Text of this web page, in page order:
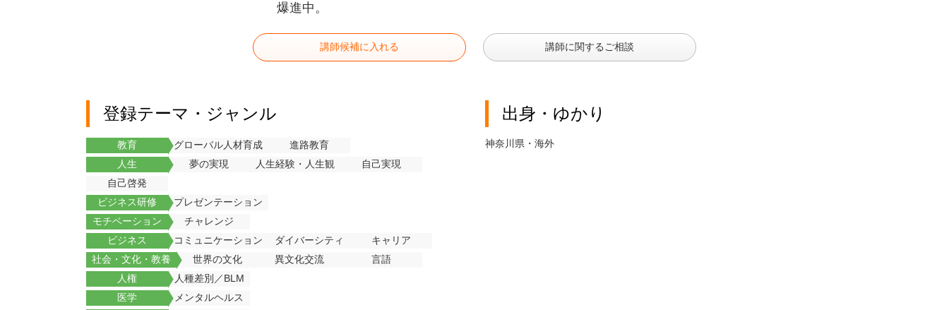
爆進中。
講師候補に入れる 講師に関するご相談
登録テーマ・ジャンル
教育 グローバル人材育成
進路教育
人生
夢の実現 人生経験・人生観
自己実現
自己啓発
ビジネス研修
プレゼンテーション
モチベーション
チャレンジ
ビジネス
コミュニケーション ダイバーシティ
キャリア
社会・文化・教養
世界の文化 異文化交流
言語
人権
人種差別／BLM
医学
メンタルヘルス
出身・ゆかり
神奈川県・海外